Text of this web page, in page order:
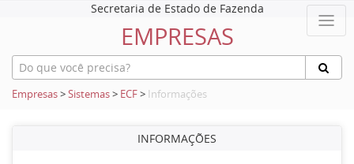
Secretaria de Estado de Fazenda
EMPRESAS
Empresas>Sistemas> ECF> Informações
INFORMAÇÕES